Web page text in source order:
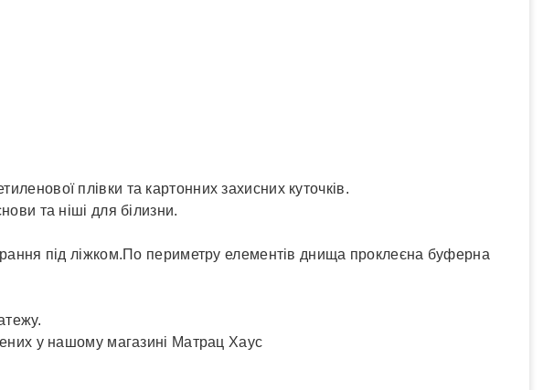
плівки та картонних захисних куточків.
та ніші для білизни.
під ліжком.По периметру елементів днища проклеєна буферна
у нашому магазині Матрац Хаус